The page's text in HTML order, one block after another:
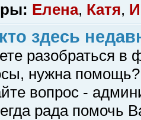
Елена, Катя,
здесь
разобраться в
нужна помощь?
вопрос -
рада помочь